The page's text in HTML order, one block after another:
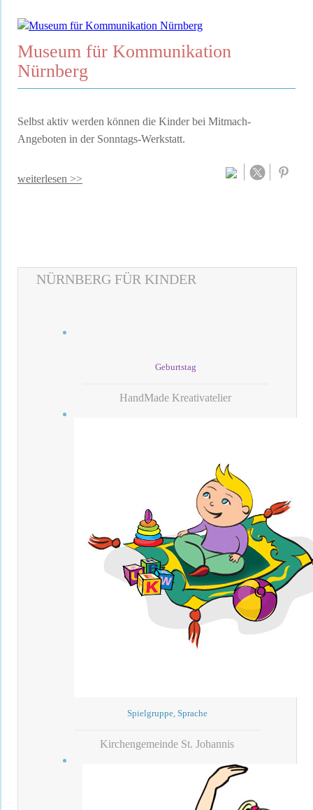
Museum für Kommunikation
Nürnberg
Selbst aktiv werden können die Kinder bei Mitmach-
Angeboten in der Sonntags-Werkstatt.
weiterlesen >>
NÜRNBERG FÜR KINDER
Geburtstag
HandMade Kreativatelier
Spielgruppe, Sprache
Kirchengemeinde St. Johannis